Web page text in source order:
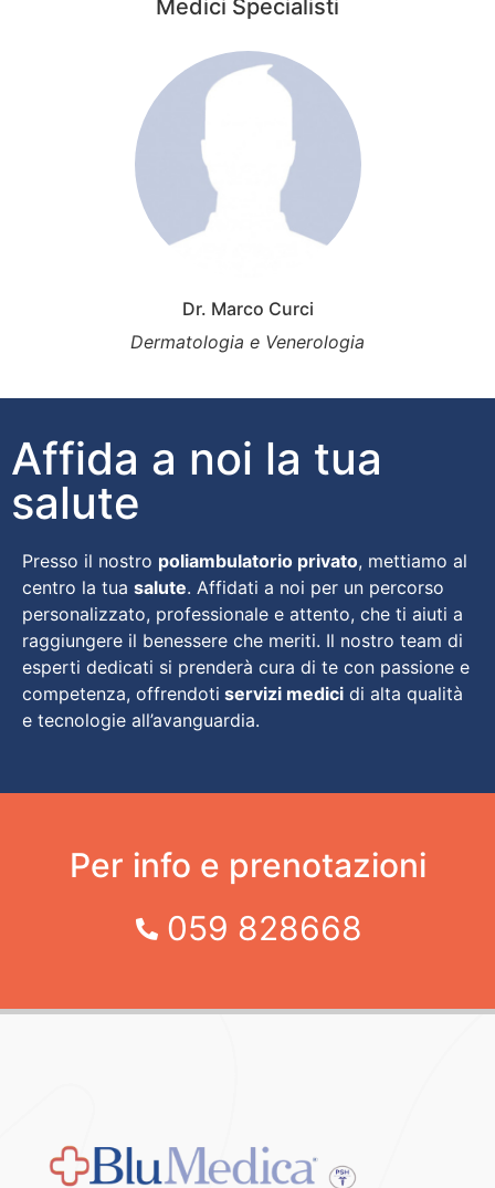
Medici Specialisti
Dr. Marco Curci
Dermatologia e Venerologia
Affida a noi la tua
salute
Presso il nostro poliambulatorio privato, mettiamo al
centro la tua salute. Affidati a noi per un percorso
personalizzato, professionale e attento, che ti aiuti a
raggiungere il benessere che meriti. Il nostro team di
esperti dedicati si prenderà cura di te con passione e
competenza, offrendoti servizi medici di alta qualità
e tecnologie all’avanguardia.
Per info e prenotazioni
059 828668